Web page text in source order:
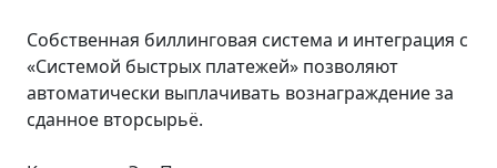
Собственная биллинговая система и интеграция с
«Системой быстрых платежей» позволяют
автоматически выплачивать вознаграждение за
сданное вторсырьё.